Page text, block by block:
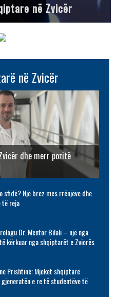
në Zvicër
në Zvicër
dhe merr pozitë
sfidë? Një brez mes rrënjëve dhe
të reja
Dr. Mentor Bilali – një nga
kërkuar nga shqiptarët e Zvicrës
Prishtinë: Mjekët shqiptarë
e re të studentëve të